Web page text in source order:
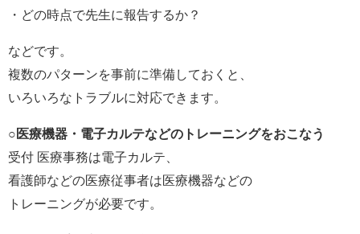
・どの時点で先生に報告するか？
などです。
複数のパターンを事前に準備しておくと、
いろいろなトラブルに対応できます。
○医療機器・電子カルテなどのトレーニングをおこなう
受付 医療事務は電子カルテ、
看護師などの医療従事者は医療機器などの
トレーニングが必要です。